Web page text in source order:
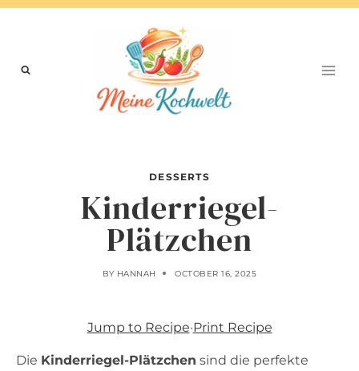
Skip
DESSERTS
Kinderriegel-
Plätzchen
BY HANNAH OCTOBER 16, 2025
Jump to Recipe·Print Recipe
Die Kinderriegel-Plätzchen sind die perfekte